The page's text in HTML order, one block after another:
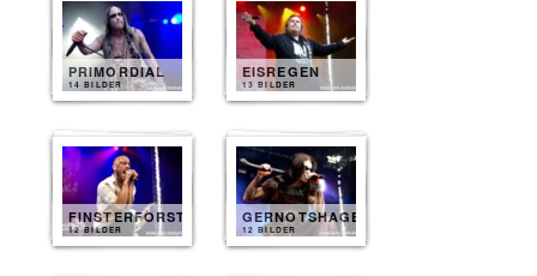
PRIMORDIAL
14 BILDER
EISREGEN
13 BILDER
FINSTERFORST
12 BILDER
GERNOTSHAGEN
12 BILDER